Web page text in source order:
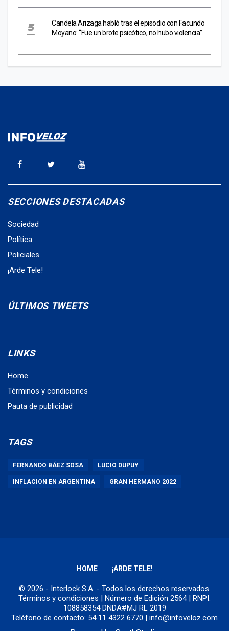
Candela Arizaga habló tras el episodio con Facundo
Moyano: “Fue un brote psicótico, no hubo violencia”
SECCIONES DESTACADAS
Sociedad
Política
Policiales
¡Arde Tele!
ÚLTIMOS TWEETS
LINKS
Home
Términos y condiciones
Pauta de publicidad
TAGS
FERNANDO BÁEZ SOSA LUCIO DUPUY
INFLACION EN ARGENTINA GRAN HERMANO 2022
HOME ¡ARDE TELE!
© 2026 - Interlock S.A. - Todos los derechos reservados.
Términos y condiciones | Número de Edición 2564 | RNPI:
108858354 DNDA#MJ RL 2019
Teléfono de contacto: 54 11 4322 6770 | info@infoveloz.com